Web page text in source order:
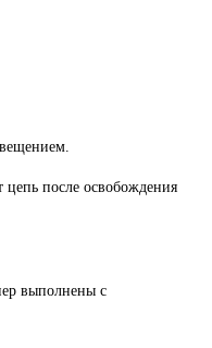
после освобождения
выполнены с